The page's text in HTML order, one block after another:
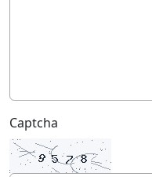
Captcha